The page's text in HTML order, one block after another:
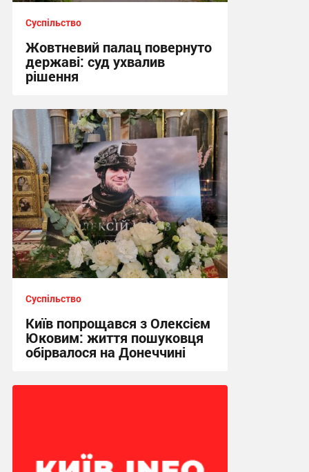
Суспільство
Жовтневий палац повернуто
державі: суд ухвалив
рішення
22:38 вчора
Суспільство
Київ попрощався з Олексієм
Юковим: життя пошуковця
обірвалося на Донеччині